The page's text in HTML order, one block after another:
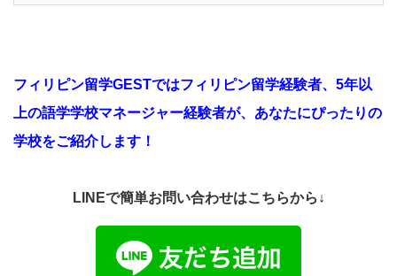
フィリピン留学GESTではフィリピン留学経験者、5年以
上の語学学校マネージャー経験者が、あなたにぴったりの
学校をご紹介します！
LINEで簡単お問い合わせはこちらから↓